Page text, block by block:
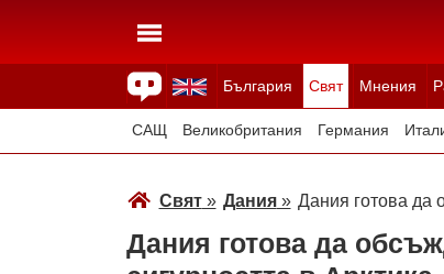
България Свят Мнения
Здраве Времето Анкети Вицове
САЩ Великобритания Германия
Свят» Дания» Дания готова да
Дания готова да